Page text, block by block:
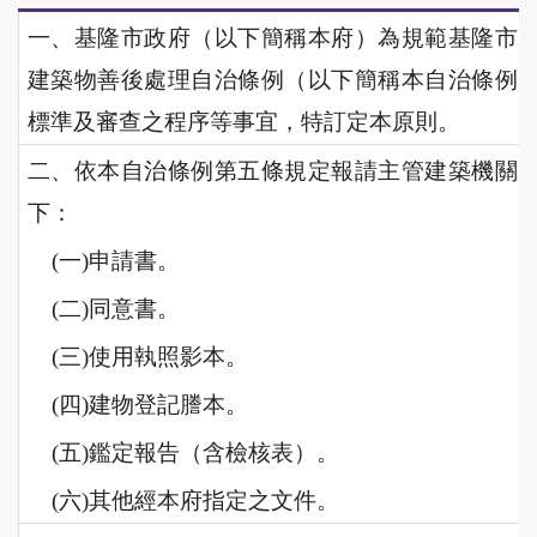
一、基隆市政府（以下簡稱本府）為規範基隆市
建築物善後處理自治條例（以下簡稱本自治條例
標準及審查之程序等事宜，特訂定本原則。
二、依本自治條例第五條規定報請主管建築機關
下：
(一)申請書。
(二)同意書。
(三)使用執照影本。
(四)建物登記謄本。
(五)鑑定報告（含檢核表）。
(六)其他經本府指定之文件。